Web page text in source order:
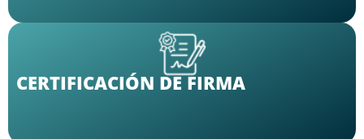
CERTIFICACIÓN DE FIRMA